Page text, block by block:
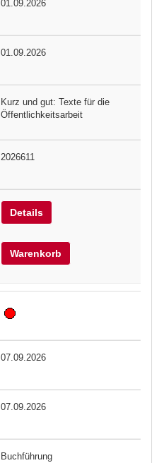
01.09.2026
01.09.2026
Kurz und gut: Texte für die
Öffentlichkeitsarbeit
2026611
Details
Warenkorb
07.09.2026
07.09.2026
Buchführung